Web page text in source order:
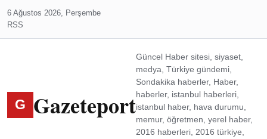
6 Ağustos 2026, Perşembe
RSS
G Gazeteport
Güncel Haber sitesi, siyaset,
medya, Türkiye gündemi,
Sondakika haberler, Haber,
haberler, istanbul haberleri,
istanbul haber, hava durumu,
memur, öğretmen, yerel haber,
2016 haberleri, 2016 türkiye,